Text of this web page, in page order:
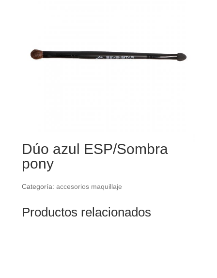
Dúo azul ESP/Sombra
pony
Categoría: accesorios maquillaje
Productos relacionados